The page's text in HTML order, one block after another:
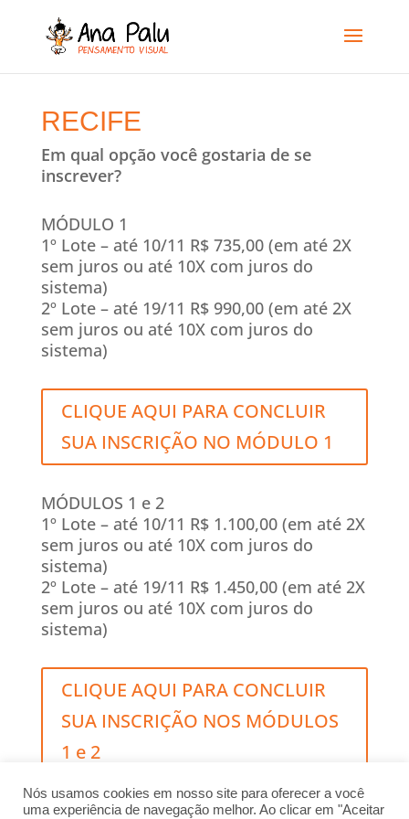
RECIFE
Em qual opção você gostaria de se
inscrever?
MÓDULO 1
1º Lote – até 10/11 R$ 735,00 (em até 2X
sem juros ou até 10X com juros do
sistema)
2º Lote – até 19/11 R$ 990,00 (em até 2X
sem juros ou até 10X com juros do
sistema)
CLIQUE AQUI PARA CONCLUIR
SUA INSCRIÇÃO NO MÓDULO 1
MÓDULOS 1 e 2
1º Lote – até 10/11 R$ 1.100,00 (em até 2X
sem juros ou até 10X com juros do
sistema)
2º Lote – até 19/11 R$ 1.450,00 (em até 2X
sem juros ou até 10X com juros do
sistema)
CLIQUE AQUI PARA CONCLUIR
SUA INSCRIÇÃO NOS MÓDULOS
1 e 2
Nós usamos cookies em nosso site para oferecer a você
uma experiência de navegação melhor. Ao clicar em "Aceitar